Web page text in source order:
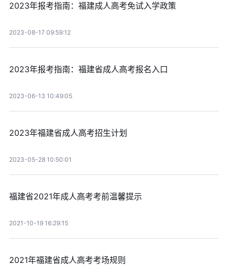
2023年报考指南：福建成人高考免试入学政策
2023-08-17 09:59:12
2023年报考指南：福建省成人高考报名入口
2023-06-13 10:49:05
2023年福建省成人高考招生计划
2023-05-28 10:50:01
福建省2021年成人高考考前温馨提示
2021-10-19 16:29:15
2021年福建省成人高考考场规则